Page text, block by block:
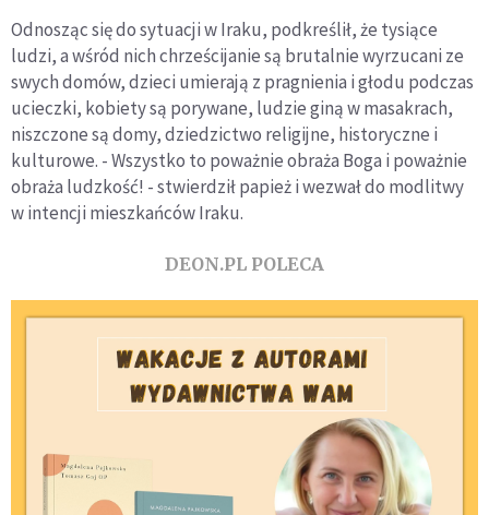
Odnosząc się do sytuacji w Iraku, podkreślił, że tysiące
ludzi, a wśród nich chrześcijanie są brutalnie wyrzucani ze
swych domów, dzieci umierają z pragnienia i głodu podczas
ucieczki, kobiety są porywane, ludzie giną w masakrach,
niszczone są domy, dziedzictwo religijne, historyczne i
kulturowe. - Wszystko to poważnie obraża Boga i poważnie
obraża ludzkość! - stwierdził papież i wezwał do modlitwy
w intencji mieszkańców Iraku.
DEON.PL POLECA